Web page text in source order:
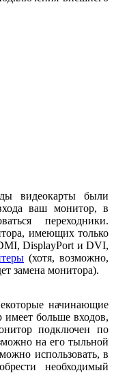
видеокарты были
ваш монитор, в
переходники.
имеющих только
DisplayPort и DVI,
(хотя, возможно,
замена монитора).
начинающие
имеет больше входов,
подключен по
на его тыльной
использовать, в
необходимый